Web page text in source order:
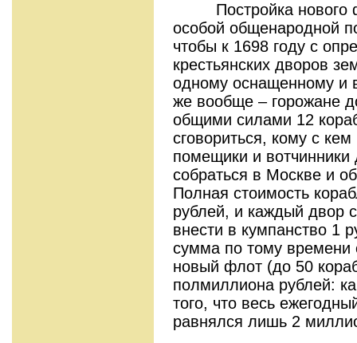
Постройка нового
особой общенародной
чтобы к 1698 году с
крестьянских дворов
одному оснащенному и
же вообще – горожане
общими силами 12
сговориться, кому с
помещики и
собраться в Москве и
Полная стоимость
рублей, и каждый двор
внести в кумпанство 1
сумма по тому времени
новый флот (до 50
полмиллиона рублей:
того, что весь
равнялся лишь 2